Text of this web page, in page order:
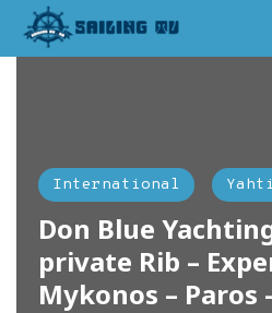
International
Don Blue
private Rib –
Mykonos – Paros